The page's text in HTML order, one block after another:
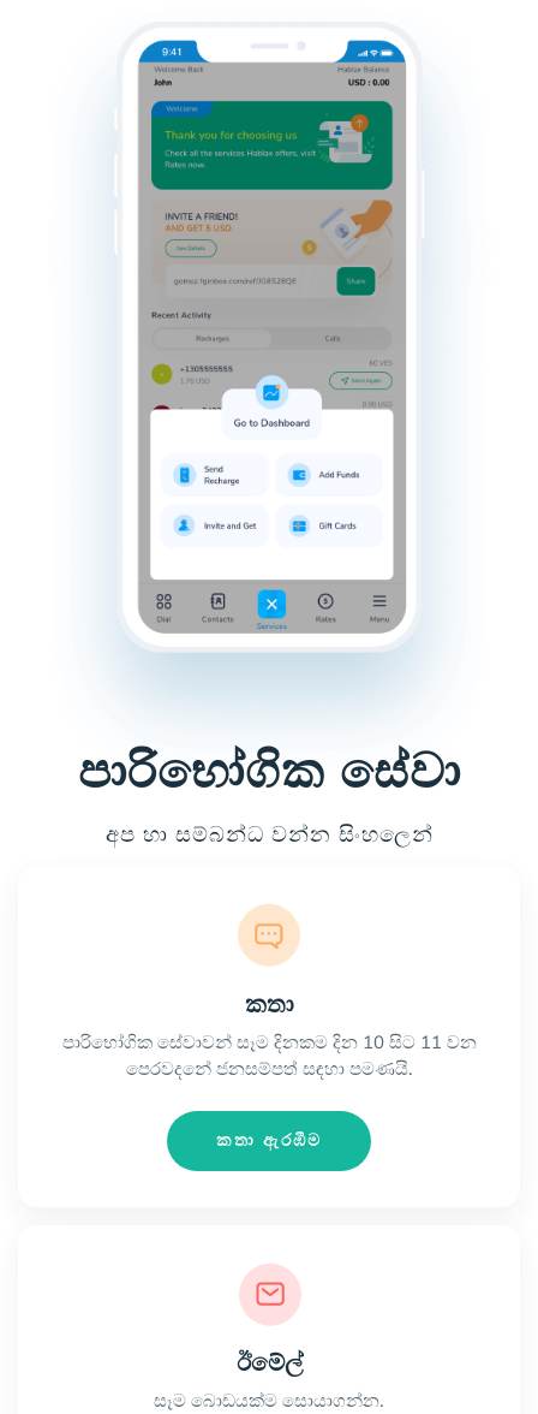
පාරිභෝගික සේවා
අප හා සම්බන්ධ වන්න සිංහලෙන්
කතා
පාරිභෝගික සේවාවන් සෑම දිනකම දින 10 සිට 11 වන
පෙරවදනේ ජනසම්පත් සඳහා පමණයි.
කතා ඇරඹීම
ඊමේල්
සෑම බොඩයක්ම සොයාගන්න.